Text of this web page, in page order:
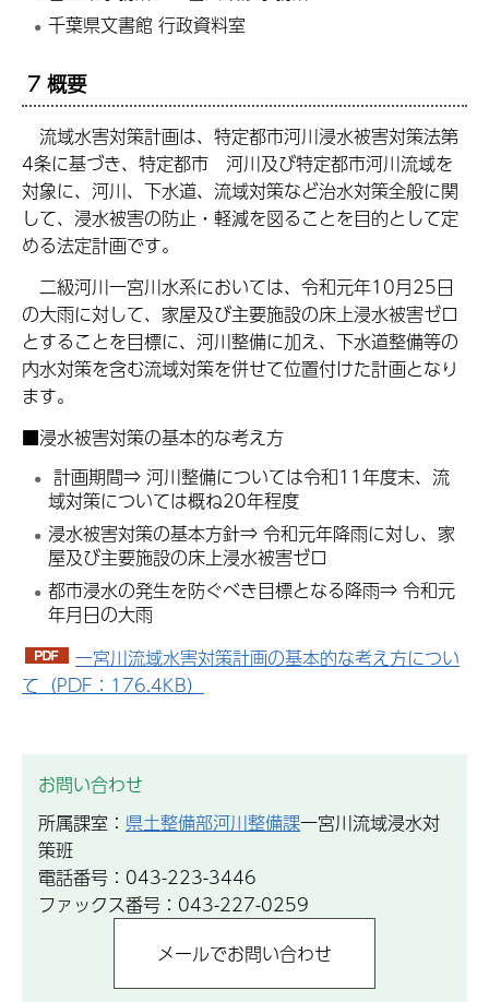
千葉県文書館 行政資料室
7 概要
流域水害対策計画は、特定都市河川浸水被害対策法第
4条に基づき、特定都市 河川及び特定都市河川流域を
対象に、河川、下水道、流域対策など治水対策全般に関
して、浸水被害の防止・軽減を図ることを目的として定
める法定計画です。
二級河川一宮川水系においては、令和元年10月25日
の大雨に対して、家屋及び主要施設の床上浸水被害ゼロ
とすることを目標に、河川整備に加え、下水道整備等の
内水対策を含む流域対策を併せて位置付けた計画となり
ます。
■浸水被害対策の基本的な考え方
計画期間⇒ 河川整備については令和11年度末、流
域対策については概ね20年程度
浸水被害対策の基本方針⇒ 令和元年降雨に対し、家
屋及び主要施設の床上浸水被害ゼロ
都市浸水の発生を防ぐべき目標となる降雨⇒ 令和元
年月日の大雨
一宮川流域水害対策計画の基本的な考え方につい
て（PDF：176.4KB）
お問い合わせ
所属課室： 県土整備部河川整備課一宮川流域浸水対
策班
電話番号：043-223-3446
ファックス番号：043-227-0259